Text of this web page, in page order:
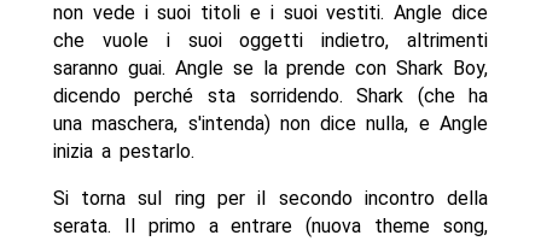
non vede i suoi titoli e i suoi vestiti. Angle dice
che vuole i suoi oggetti indietro, altrimenti
saranno guai. Angle se la prende con Shark Boy,
dicendo perché sta sorridendo. Shark (che ha
una maschera, s'intenda) non dice nulla, e Angle
inizia a pestarlo.
Si torna sul ring per il secondo incontro della
serata. Il primo a entrare (nuova theme song,